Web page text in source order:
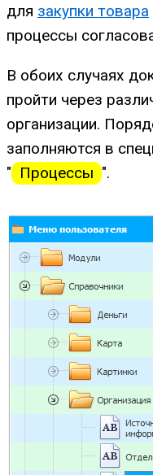
для закупки товара
процессы
В обоих случаях
пройти через
организации.
заполняются в
" Процессы ".